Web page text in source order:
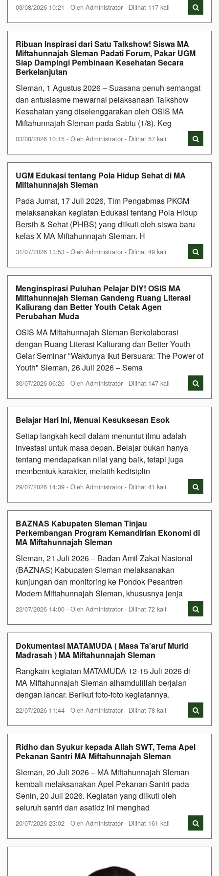
03/08/2026 10:21 - Oleh Administrator - Dilihat 117 kali
Ribuan Inspirasi dari Satu Talkshow! Siswa MA
Miftahunnajah Sleman Padati Forum, Pakar UGM
Siap Dampingi Pembinaan Kesehatan Secara
Berkelanjutan
Sleman, 1 Agustus 2026 – Suasana penuh semangat
dan antusiasme mewarnai pelaksanaan Talkshow
Kesehatan yang diselenggarakan oleh OSIS MA
Miftahunnajah Sleman pada Sabtu (1/8). Keg
03/08/2026 10:15 - Oleh Administrator - Dilihat 57 kali
UGM Edukasi tentang Pola Hidup Sehat di MA
Miftahunnajah Sleman
Pada Jumat, 17 Juli 2026, Tim Pengabmas PKGM
melaksanakan kegiatan Edukasi tentang Pola Hidup
Bersih & Sehat (PHBS) yang diikuti oleh siswa baru
kelas X MA Miftahunnajah Sleman. H
31/07/2026 13:53 - Oleh Administrator - Dilihat 49 kali
Menginspirasi Puluhan Pelajar DIY! OSIS MA
Miftahunnajah Sleman Gandeng Ruang Literasi
Kaliurang dan Better Youth Cetak Agen
Perubahan Muda
OSIS MA Miftahunnajah Sleman Berkolaborasi
dengan Ruang Literasi Kaliurang dan Better Youth
Gelar Seminar "Waktunya Ikut Bersuara: The Power of
Youth" Sleman, 26 Juli 2026 – Sema
30/07/2026 06:26 - Oleh Administrator - Dilihat 147 kali
Belajar Hari Ini, Menuai Kesuksesan Esok
Setiap langkah kecil dalam menuntut ilmu adalah
investasi untuk masa depan. Belajar bukan hanya
tentang mendapatkan nilai yang baik, tetapi juga
membentuk karakter, melatih kedisiplin
29/07/2026 14:39 - Oleh Administrator - Dilihat 41 kali
BAZNAS Kabupaten Sleman Tinjau
Perkembangan Program Kemandirian Ekonomi di
MA Miftahunnajah Sleman
Sleman, 21 Juli 2026 – Badan Amil Zakat Nasional
(BAZNAS) Kabupaten Sleman melaksanakan
kunjungan dan monitoring ke Pondok Pesantren
Modern Miftahunnajah Sleman, khususnya jenja
22/07/2026 14:00 - Oleh Administrator - Dilihat 72 kali
Dokumentasi MATAMUDA ( Masa Ta'aruf Murid
Madrasah ) MA Miftahunnajah Sleman
Rangkain kegiatan MATAMUDA 12-15 Juli 2026 di
MA Miftahunnajah Sleman alhamdulillah berjalan
dengan lancar. Berikut foto-foto kegiatannya.
22/07/2026 11:44 - Oleh Administrator - Dilihat 78 kali
Ridho dan Syukur kepada Allah SWT, Tema Apel
Pekanan Santri MA Miftahunnajah Sleman
Sleman, 20 Juli 2026 – MA Miftahunnajah Sleman
kembali melaksanakan Apel Pekanan Santri pada
Senin, 20 Juli 2026. Kegiatan yang diikuti oleh
seluruh santri dan asatidz ini menghad
20/07/2026 23:02 - Oleh Administrator - Dilihat 161 kali